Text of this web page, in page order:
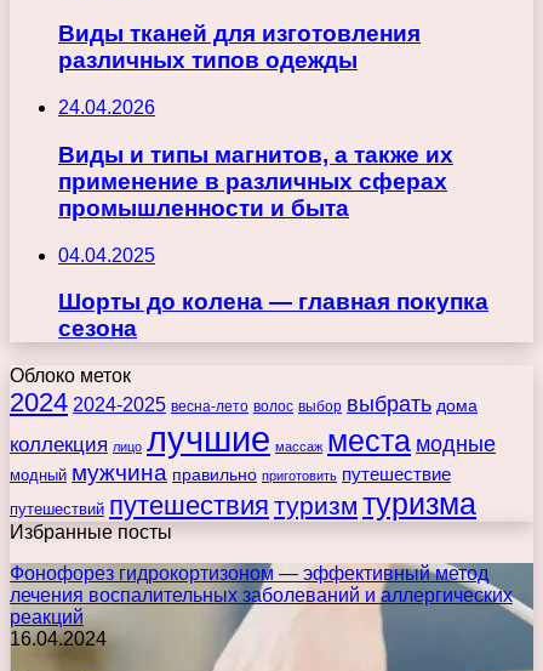
Виды тканей для изготовления
различных типов одежды
24.04.2026
Виды и типы магнитов, а также их
применение в различных сферах
промышленности и быта
04.04.2025
Шорты до колена — главная покупка
сезона
Облоко меток
2024 2024-2025 весна-лето волос выбор выбрать дома
коллекция лицо лучшие массаж места модные
модный мужчина правильно приготовить путешествие
путешествий путешествия туризм туризма
Избранные посты
Фонофорез гидрокортизоном — эффективный метод
лечения воспалительных заболеваний и аллергических
реакций
16.04.2024